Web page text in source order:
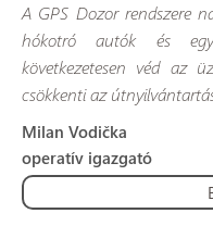
A GPS Dozor rendszere
hókotró autók és
következetesen véd az
csökkenti az
Milan Vodička
operatív igazgató